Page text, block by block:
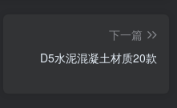
下一篇
D5水泥混凝土材质20款